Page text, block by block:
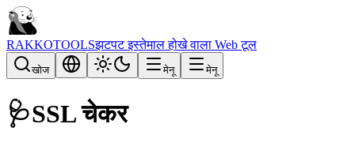
RAKKOTOOLSझटपट इस्तेमाल होखे वाला Web टूल
खोज मेनू मेनू
🩺SSL चेकर